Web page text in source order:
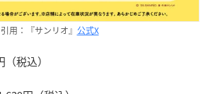
引用：『サンリオ』 公式X
税込）